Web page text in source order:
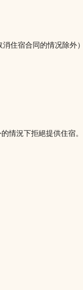
住宿合同的情况除外
情況下拒絕提供住宿。